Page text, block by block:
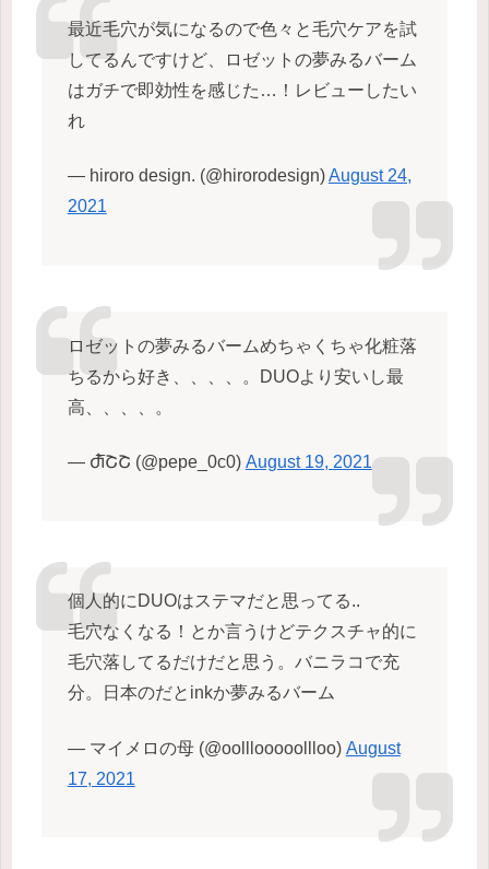
最近毛穴が気になるので色々と毛穴ケアを試
してるんですけど、ロゼットの夢みるバーム
はガチで即効性を感じた…！レビューしたい
れ
— hiroro design. (@hirorodesign)August 24,
2021
ロゼットの夢みるバームめちゃくちゃ化粧落
ちるから好き、、、、。DUOより安いし最
高、、、、。
— Ⴛ̅̀ՇՇ (@pepe_0c0) August 19, 2021
個人的にDUOはステマだと思ってる..
毛穴なくなる！とか言うけどテクスチャ的に
毛穴落してるだけだと思う。バニラコで充
分。日本のだとinkか夢みるバーム
— マイメロの母 (@oolllooooollloo) August
17, 2021